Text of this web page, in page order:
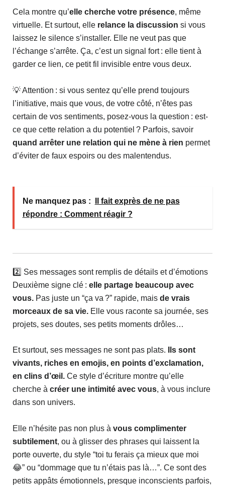
Cela montre qu’elle cherche votre présence, même
virtuelle. Et surtout, elle relance la discussion si vous
laissez le silence s’installer. Elle ne veut pas que
l’échange s’arrête. Ça, c’est un signal fort : elle tient à
garder ce lien, ce petit fil invisible entre vous deux.
💡 Attention : si vous sentez qu’elle prend toujours
l’initiative, mais que vous, de votre côté, n’êtes pas
certain de vos sentiments, posez-vous la question : est-
ce que cette relation a du potentiel ? Parfois, savoir
quand arrêter une relation qui ne mène à rien permet
d’éviter de faux espoirs ou des malentendus.
Ne manquez pas :
Il fait exprès de ne pas
répondre : Comment réagir ?
2️⃣ Ses messages sont remplis de détails et d’émotions
Deuxième signe clé : elle partage beaucoup avec
vous.Pas juste un “ça va ?” rapide, mais de vrais
morceaux de sa vie.Elle vous raconte sa journée, ses
projets, ses doutes, ses petits moments drôles…
Et surtout, ses messages ne sont pas plats.
Ils sont
vivants, riches en emojis, en points d’exclamation,
en clins d’œil.Ce style d’écriture montre qu’elle
cherche à créer une intimité avec vous, à vous inclure
dans son univers.
Elle n’hésite pas non plus à vous complimenter
subtilement, ou à glisser des phrases qui laissent la
porte ouverte, du style “toi tu ferais ça mieux que moi
😂” ou “dommage que tu n’étais pas là…”. Ce sont des
petits appâts émotionnels, presque inconscients parfois,